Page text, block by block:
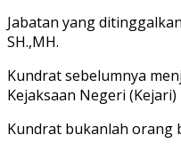
Jabatan yang
SH.,MH.
Kundrat sebelumnya
Kejaksaan Negeri
Kundrat bukanlah orang